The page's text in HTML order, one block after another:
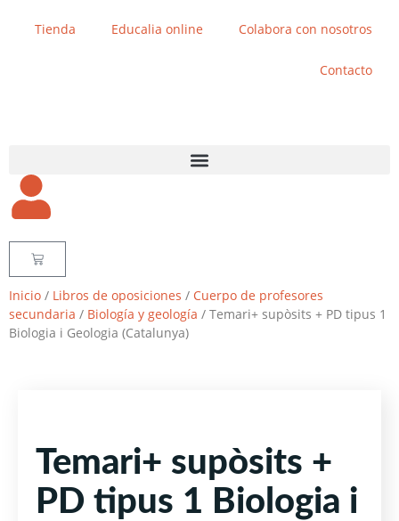
Tienda Educalia online Colabora con nosotros
Contacto
Inicio / Libros de oposiciones / Cuerpo de profesores
secundaria / Biología y geología / Temari+ supòsits + PD tipus 1
Biologia i Geologia (Catalunya)
Temari+ supòsits +
PD tipus 1 Biologia i